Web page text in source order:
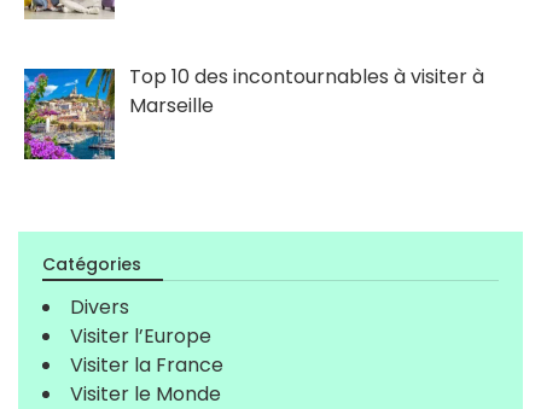
Top 10 des incontournables à visiter à
Marseille
Catégories
Divers
Visiter l’Europe
Visiter la France
Visiter le Monde